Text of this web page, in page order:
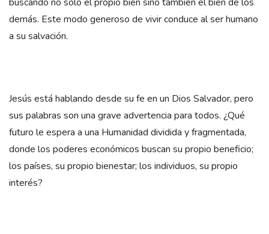
demás. Este modo generoso de vivir conduce al ser humano
a su salvación.
Jesús está hablando desde su fe en un Dios Salvador, pero
sus palabras son una grave advertencia para todos. ¿Qué
futuro le espera a una Humanidad dividida y fragmentada,
donde los poderes económicos buscan su propio beneficio;
los países, su propio bienestar; los individuos, su propio
interés?